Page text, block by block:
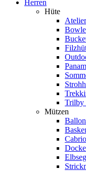
Herren
Hüte
Trilby
Mützen